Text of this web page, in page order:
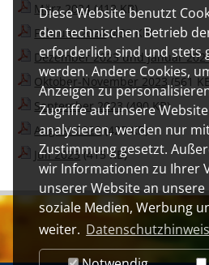
Diese Website benutzt
den technischen Betrieb
erforderlich sind und stets
werden. Andere Cookies,
Anzeigen zu
Zugriffe auf unsere
analysieren, werden nur
Zustimmung gesetzt.
wir Informationen zu Ihrer
unserer Website an
soziale Medien, Werbung
weiter.
März 2024(412 KB)
Februar 2024(432 KB)
Dezember 2023 und Januar
Oktober-November 2023(561
September 2023(490 KB)
August 2023(425 KB)
Juli 2023(415 KB)